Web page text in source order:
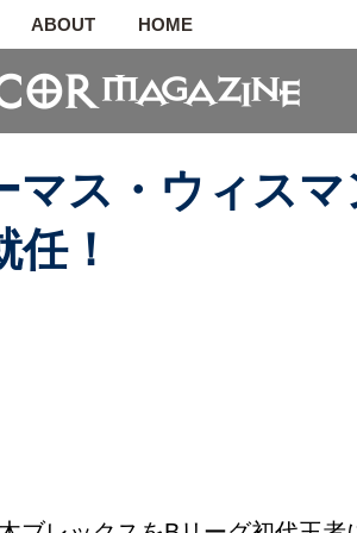
ABOUT HOME
マス・ウィスマ
！